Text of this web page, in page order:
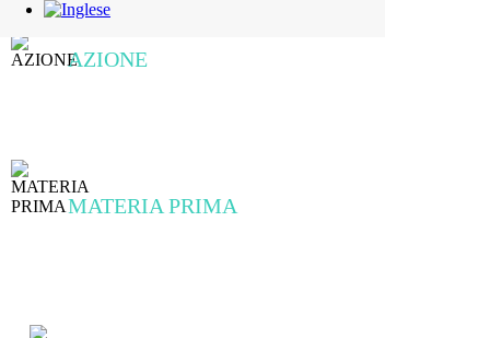
AZIONE
MATERIA PRIMA